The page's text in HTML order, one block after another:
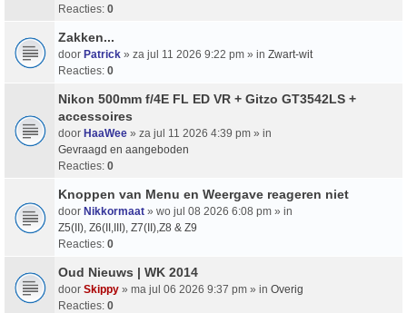
Reacties: 0
Zakken...
door Patrick » za jul 11 2026 9:22 pm » in Zwart-wit
Reacties: 0
Nikon 500mm f/4E FL ED VR + Gitzo GT3542LS +
accessoires
door HaaWee » za jul 11 2026 4:39 pm » in
Gevraagd en aangeboden
Reacties: 0
Knoppen van Menu en Weergave reageren niet
door Nikkormaat » wo jul 08 2026 6:08 pm » in
Z5(II), Z6(II,III), Z7(II),Z8 & Z9
Reacties: 0
Oud Nieuws | WK 2014
door Skippy » ma jul 06 2026 9:37 pm » in Overig
Reacties: 0